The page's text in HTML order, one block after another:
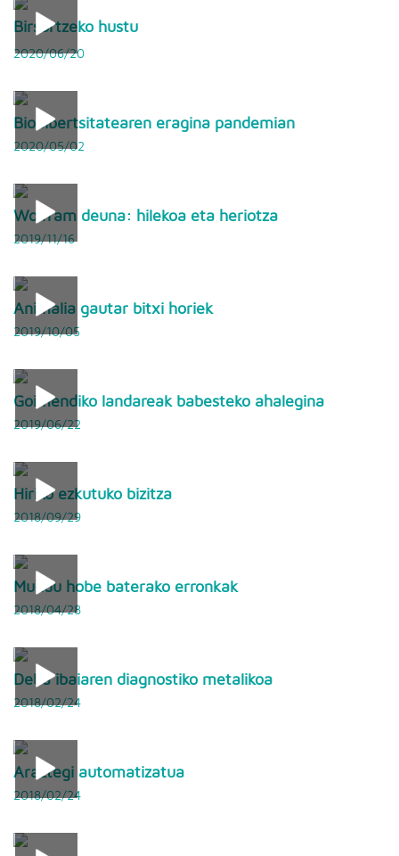
Birsortzeko hustu
2020/06/20
Biodibertsitatearen eragina pandemian
2020/05/02
Wolfram deuna: hilekoa eta heriotza
2019/11/16
Animalia gautar bitxi horiek
2019/10/05
Goimendiko landareak babesteko ahalegina
2019/06/22
Hiriko ezkutuko bizitza
2018/09/29
Mundu hobe baterako erronkak
2018/04/28
Deba ibaiaren diagnostiko metalikoa
2018/02/24
Araztegi automatizatua
2018/02/24